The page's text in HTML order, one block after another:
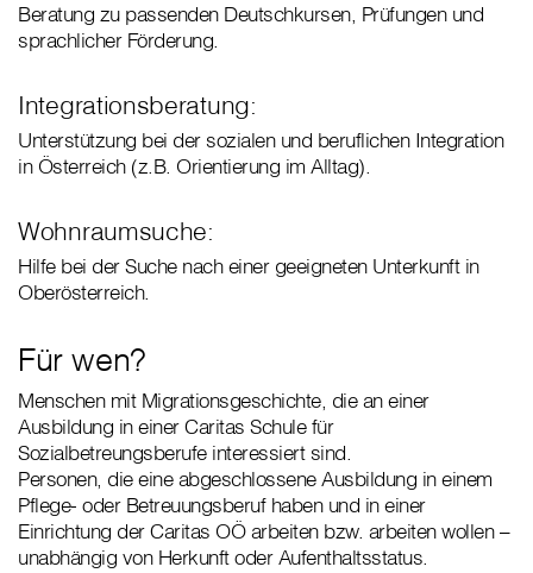
Beratung zu passenden Deutschkursen, Prüfungen und
sprachlicher Förderung.
Integrationsberatung:
Unterstützung bei der sozialen und beruflichen Integration
in Österreich (z.B. Orientierung im Alltag).
Wohnraumsuche:
Hilfe bei der Suche nach einer geeigneten Unterkunft in
Oberösterreich.
Für wen?
Menschen mit Migrationsgeschichte, die an einer
Ausbildung in einer Caritas Schule für
Sozialbetreungsberufe interessiert sind.
Personen, die eine abgeschlossene Ausbildung in einem
Pflege- oder Betreuungsberuf haben und in einer
Einrichtung der Caritas OÖ arbeiten bzw. arbeiten wollen –
unabhängig von Herkunft oder Aufenthaltsstatus.